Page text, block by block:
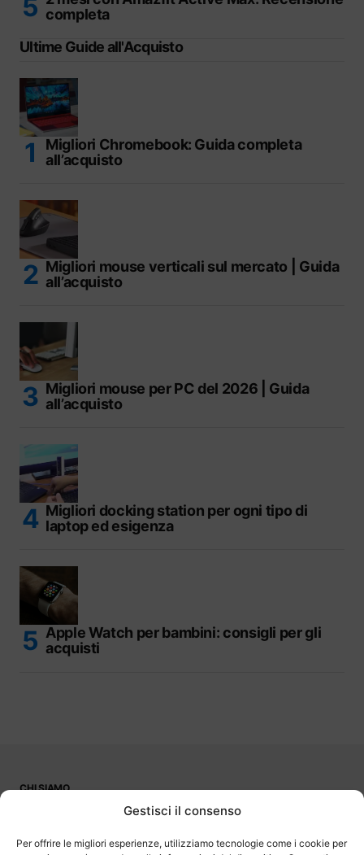
Gestisci il consenso
Per offrire le migliori esperienze, utilizziamo tecnologie come i cookie per
completa
Ultime Guide all'Acquisto
Migliori Chromebook: Guida completa
all’acquisto
Migliori mouse verticali sul mercato | Guida
all’acquisto
Migliori mouse per PC del 2026 | Guida
all’acquisto
Migliori docking station per ogni tipo di
laptop ed esigenza
Apple Watch per bambini: consigli per gli
acquisti
CHI SIAMO